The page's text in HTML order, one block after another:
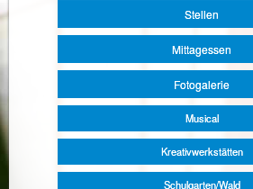
Stellen
Mittagessen
Fotogalerie
Musical
Kreativwerkstätten
Schulgarten/Wald